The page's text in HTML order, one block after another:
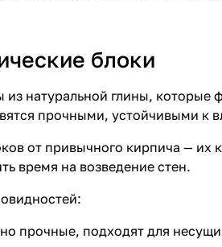
блоки
из натуральной глины,
прочными, устойчивыми к
от привычного кирпича — их
время на возведение стен.
прочные, подходят для